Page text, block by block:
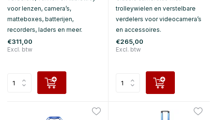
voor lenzen, camera’s,
matteboxes, batterijen,
recorders, laders en meer.
€311,00
Excl. btw
trolleywielen en verstelbare
verdelers voor videocamera’s
en accessoires.
€265,00
Excl. btw